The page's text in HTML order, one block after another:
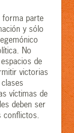
forma parte
y sólo
No
de
victorias
víctimas de
deben ser
conflictos.